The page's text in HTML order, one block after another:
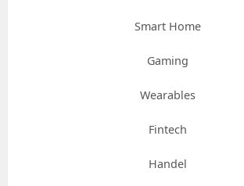
Smart Home
Gaming
Wearables
Fintech
Handel